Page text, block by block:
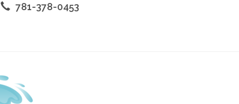
781-378-0453